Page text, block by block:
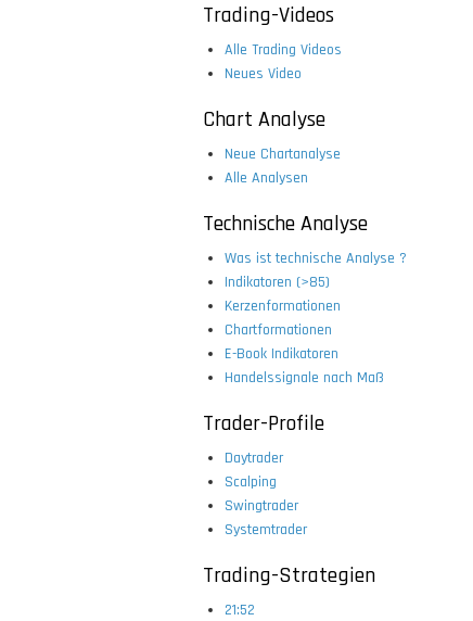
Trading-Videos
Alle Trading Videos
Neues Video
Chart Analyse
Neue Chartanalyse
Alle Analysen
Technische Analyse
Was ist technische Analyse ?
Indikatoren (>85)
Kerzenformationen
Chartformationen
E-Book Indikatoren
Handelssignale nach Maß
Trader-Profile
Daytrader
Scalping
Swingtrader
Systemtrader
Trading-Strategien
21:52